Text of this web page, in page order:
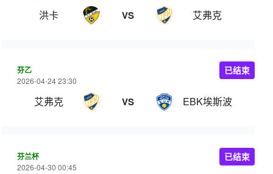
洪卡 VS 艾弗克
芬乙
2026-04-24 23:30
艾弗克 VS EBK埃斯波
已结束
芬兰杯
2026-04-30 00:45
已结束